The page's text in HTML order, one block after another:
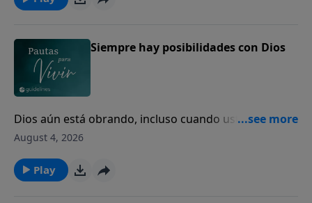
Siempre hay posibilidades con Dios
Dios aún está obrando, incluso cuando usted no
puede ver el final.
August 4, 2026
Play